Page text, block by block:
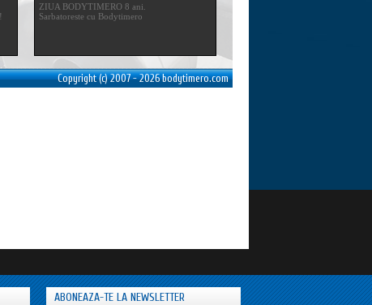
ZIUA BODYTIMERO 8 ani.
Sarbatoreste cu Bodytimero
Copyright (c) 2007 - 2026 bodytimero.com
ABONEAZA-TE LA NEWSLETTER